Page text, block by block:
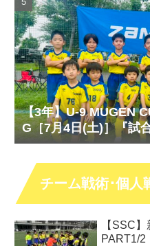
【3年】U-9 MUGEN
G［7月4日(土)］『試
ート』『試合動画』
チーム戦術･個人
【SSC
PART1/